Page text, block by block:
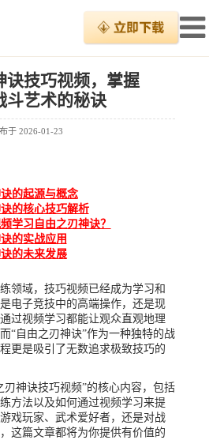
诀技巧视频，掌握
斗艺术的秘诀
于2026-01-23
的起源与概念
的核心技巧解析
学习自由之刃神诀？
的实战应用
的未来发展
领域，技巧视频已经成为学习和
电子竞技中的高端操作，还是现
过视频学习都能让观众直观地理
“自由之刃神诀”作为一种独特的战
更是吸引了无数追求极致技巧的
刃神诀技巧视频”的核心内容，包括
方法以及如何通过视频学习来提
戏玩家、武术爱好者，还是对战
这篇文章都将为你提供有价值的